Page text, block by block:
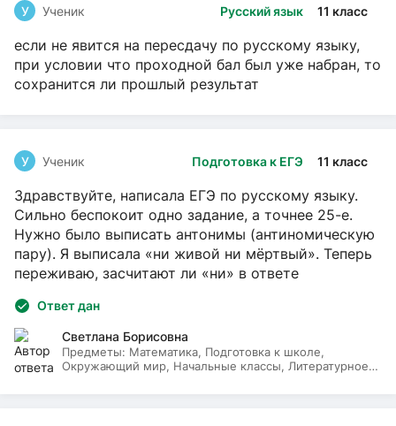
Русский язык 11 класс
У Ученик
если не явится на пересдачу по русскому языку,
при условии что проходной бал был уже набран, то
сохранится ли прошлый результат
Подготовка к ЕГЭ 11 класс
У Ученик
Здравствуйте, написала ЕГЭ по русскому языку.
Сильно беспокоит одно задание, а точнее 25-е.
Нужно было выписать антонимы (антиномическую
пару). Я выписала «ни живой ни мёртвый». Теперь
переживаю, засчитают ли «ни» в ответе
Ответ дан
Светлана Борисовна
Предметы: Математика, Подготовка к школе,
Окружающий мир, Начальные классы, Литературное